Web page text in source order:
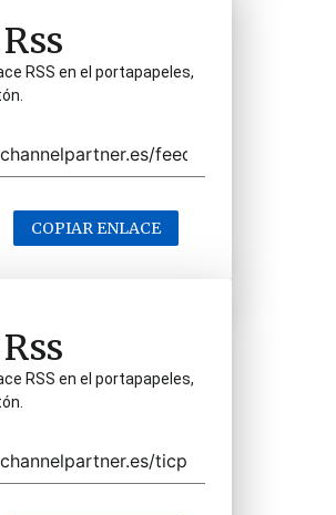
RSS en el portapapeles,
COPIAR ENLACE
RSS en el portapapeles,